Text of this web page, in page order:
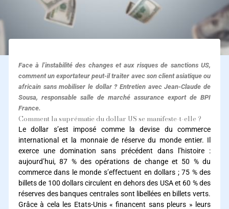
Face à l’instabilité des changes et aux risques de sanctions US,
comment un exportateur peut-il traiter avec son client asiatique ou
africain sans mobiliser le dollar ? Entretien avec Jean-Claude de
Sousa, responsable salle de marché assurance export de BPI
France.
Comment la suprématie du dollar US se manifeste-t-elle ?
Le dollar s’est imposé comme la devise du commerce
international et la monnaie de réserve du monde entier. Il
exerce une domination sans précédent dans l’histoire :
aujourd’hui, 87 % des opérations de change et 50 % du
commerce dans le monde s’effectuent en dollars ; 75 % des
billets de 100 dollars circulent en dehors des USA et 60 % des
réserves des banques centrales sont libellées en billets verts.
Grâce à cela les Etats-Unis « financent sans pleurs » leurs